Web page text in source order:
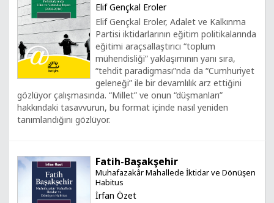
Elif Gençkal Eroler
Elif Gençkal Eroler, Adalet ve Kalkınma
Partisi iktidarlarının eğitim politikalarında
eğitimi araçsallaştırıcı “toplum
mühendisliği” yaklaşımının yanı sıra,
“tehdit paradigması”nda da “Cumhuriyet
geleneği” ile bir devamlılık arz ettiğini
gözlüyor çalışmasında. “Millet” ve onun “düşmanları”
hakkındaki tasavvurun, bu format içinde nasıl yeniden
tanımlandığını gözlüyor.
Fatih-Başakşehir
Muhafazakâr Mahallede İktidar ve Dönüşen
Habitus
İrfan Özet